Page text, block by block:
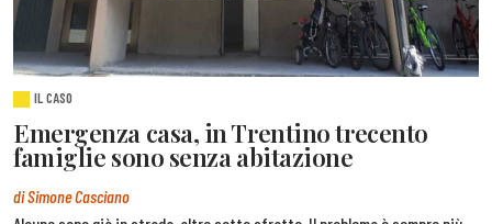
IL CASO
Emergenza casa, in Trentino trecento
famiglie sono senza abitazione
di Simone Casciano